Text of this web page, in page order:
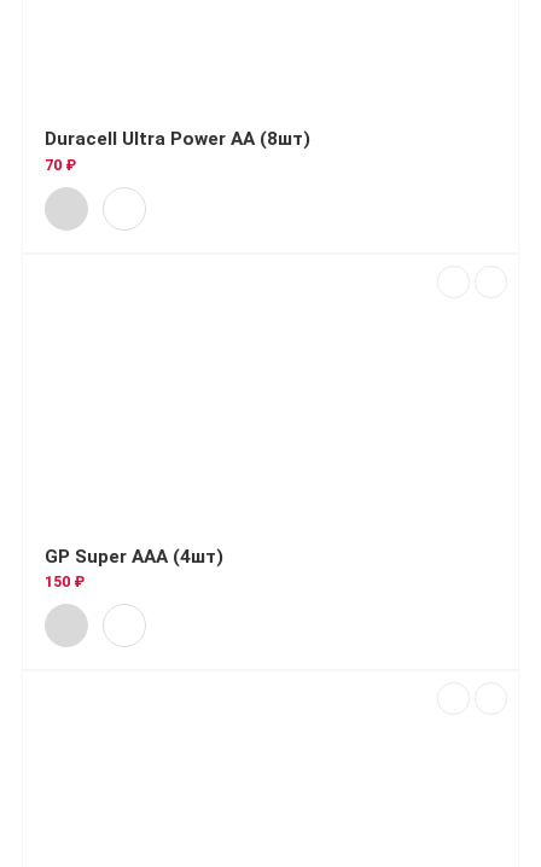
Duracell Ultra Power AA (8шт)
70 ₽
GP Super AAA (4шт)
150 ₽